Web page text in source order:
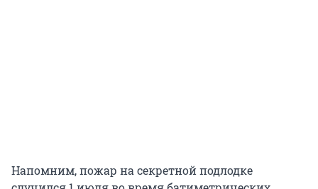
Напомним, пожар на секретной подлодке